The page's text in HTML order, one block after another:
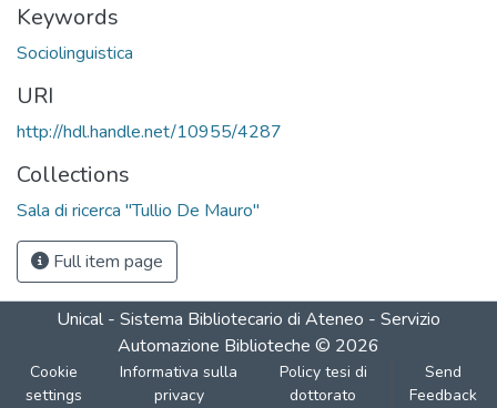
Keywords
Sociolinguistica
URI
http://hdl.handle.net/10955/4287
Collections
Sala di ricerca "Tullio De Mauro"
Full item page
Unical - Sistema Bibliotecario di Ateneo - Servizio
Automazione Biblioteche © 2026
Cookie
settings
Informativa sulla
privacy
Policy tesi di
dottorato
Send
Feedback